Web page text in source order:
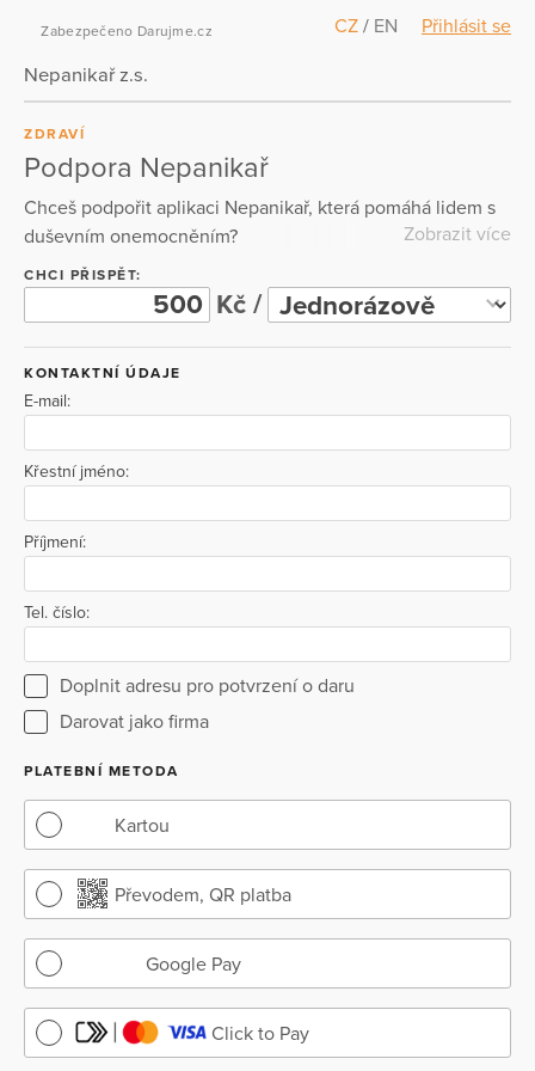
CZ / EN Přihlásit se
Zabezpečeno Darujme.cz
Nepanikař z.s.
ZDRAVÍ
Podpora Nepanikař
Chceš podpořit aplikaci Nepanikař, která pomáhá lidem s
duševním onemocněním?
Zobrazit více
CHCI PŘISPĚT:
Kč /
KONTAKTNÍ ÚDAJE
E-mail:
Křestní jméno:
Příjmení:
Tel. číslo:
Doplnit adresu pro potvrzení o daru
Darovat jako firma
PLATEBNÍ METODA
Kartou
Převodem, QR platba
Google Pay
Click to Pay